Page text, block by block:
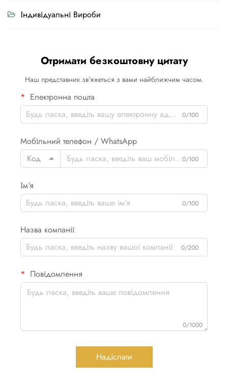
Індивідуальні Вироби
Отримати безкоштовну цитату
Наш представник зв’яжеться з вами найближчим часом.
Електронна пошта
0/100
Мобільний телефон / WhatsApp
Код
0/100
Ім'я
0/100
Назва компанії
0/200
Повідомлення
0/1000
Надіслати